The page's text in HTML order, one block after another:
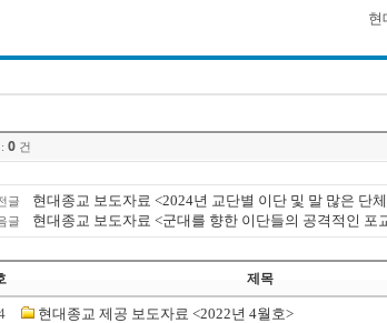
현
0 건
글 현대종교 보도자료 <2024년 교단별 이단 및 말 많은 단
글 현대종교 보도자료 <군대를 향한 이단들의 공격적인 포
제목
현대종교 제공 보도자료 <2022년 4월호>